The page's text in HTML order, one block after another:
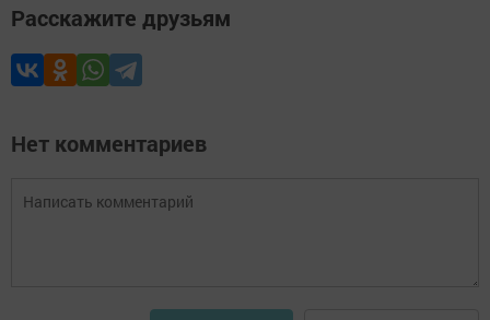
Расскажите друзьям
Нет комментариев